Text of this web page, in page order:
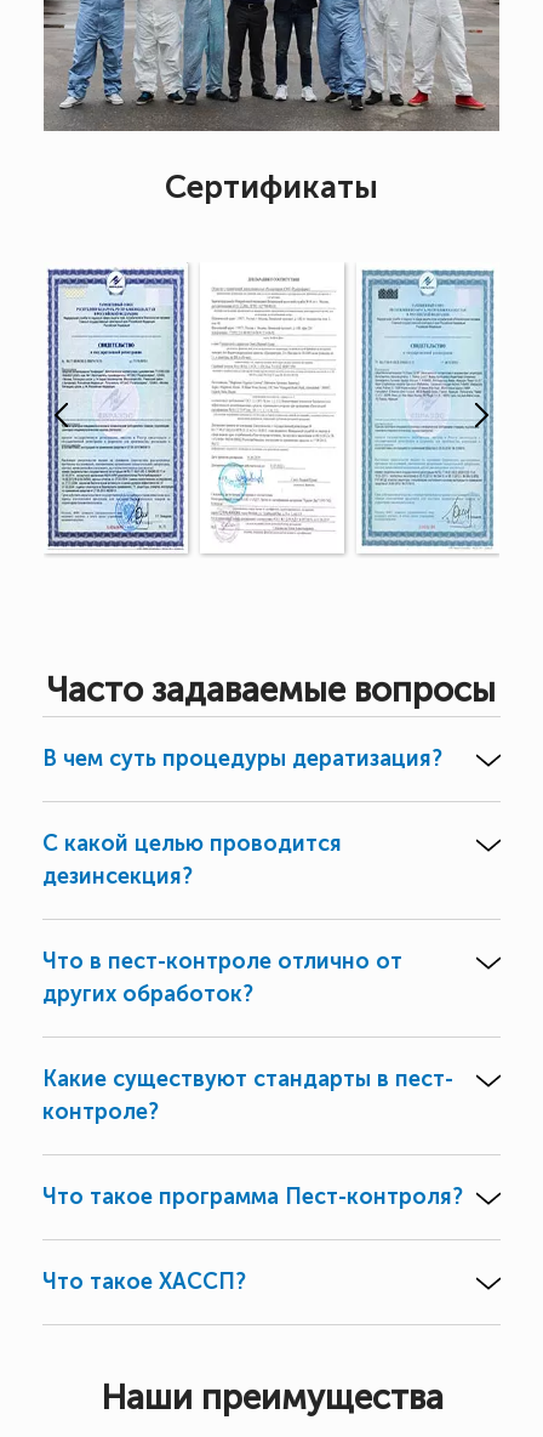
Сертификаты
Часто задаваемые вопросы
В чем суть процедуры дератизация?
С какой целью проводится
дезинсекция?
Что в пест-контроле отлично от
других обработок?
Какие существуют стандарты в пест-
контроле?
Что такое программа Пест-контроля?
Что такое ХАССП?
Наши преимущества